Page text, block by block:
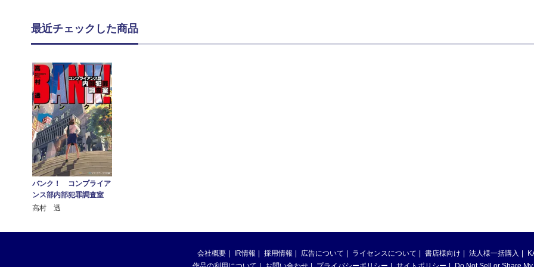
最近チェックした商品
バンク！ コンプライア
ンス部内部犯罪調査室
高村 透
会社概要 IR情報 採用情報 広告について ライセンスについて 書店様向け 法人様一括購入